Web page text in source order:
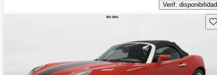
Verif. disponibilidad